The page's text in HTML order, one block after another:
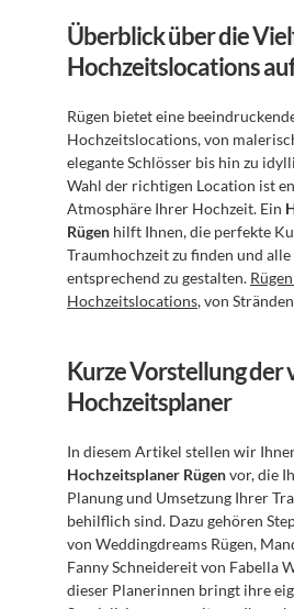
Überblick über die
Hochzeitslocations
Rügen bietet eine
Hochzeitslocations, von
elegante Schlösser bis hin zu
Wahl der richtigen Location ist
Atmosphäre Ihrer Hochzeit. Ein
Rügen hilft Ihnen, die perfekte
Traumhochzeit zu finden und
entsprechend zu gestalten.
Hochzeitslocations, von
Kurze Vorstellung der
Hochzeitsplaner
Hochzeitsplaner Rügen vor, die
Planung und Umsetzung Ihrer
behilflich sind. Dazu gehören
von Weddingdreams Rügen,
Fanny Schneidereit von Fabella
dieser Planerinnen bringt ihre